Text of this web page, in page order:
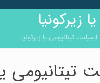
زيرکونيا
ايمپلنت تيتانيومی يا زيرکونيا
تيتانيومی